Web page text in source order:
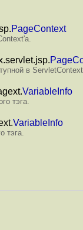
PageContext
'а.
в
VariableInfo
тэга.
VariableInfo
тэга.